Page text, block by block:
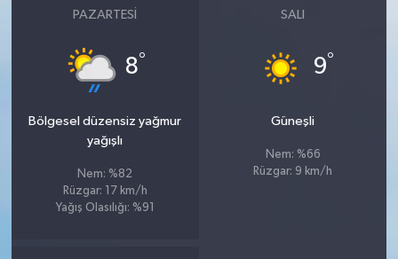
PAZARTESI
8°
Bölgesel düzensiz yağmur
yağışlı
Nem: %82
Rüzgar: 17 km/h
Yağış Olasılığı: %91
SALI
9°
Güneşli
Nem: %66
Rüzgar: 9 km/h